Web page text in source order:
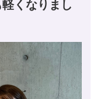
くなりまし